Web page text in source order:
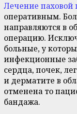
Лечение
оперативным.
направляются в
операцию.
больные, у
инфекционные
сердца, почек,
и дерматите в
отменена то
бандажа.